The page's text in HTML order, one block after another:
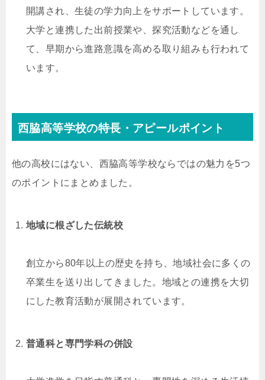
開講され、生徒の学力向上をサポートしています。
大学と連携した出前授業や、探究活動などを通し
て、早期から進路意識を高める取り組みも行われて
います。
西脇高等学校の特長・アピールポイント
他の高校にはない、西脇高等学校ならではの魅力を5つ
のポイントにまとめました。
地域に根ざした伝統校
創立から80年以上の歴史を持ち、地域社会に多くの
卒業生を送り出してきました。地域との連携を大切
にした教育活動が展開されています。
普通科と専門学科の併設